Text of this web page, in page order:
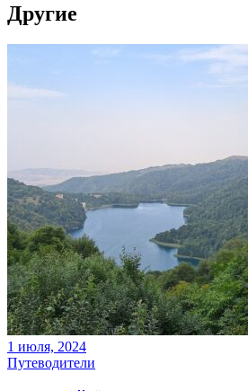
Другие
1 июля, 2024
Путеводители